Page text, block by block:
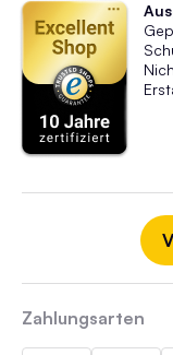
Zahlungsarten